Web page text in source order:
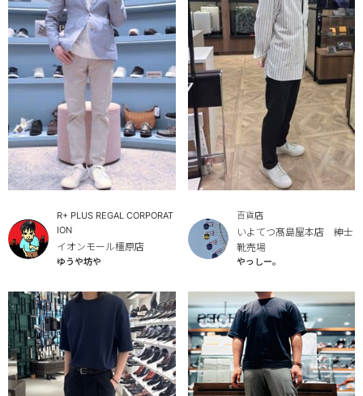
R+ PLUS REGAL CORPORAT
ION
イオンモール橿原店
ゆうや坊や
百貨店
いよてつ髙島屋本店 紳士
靴売場
やっしー。